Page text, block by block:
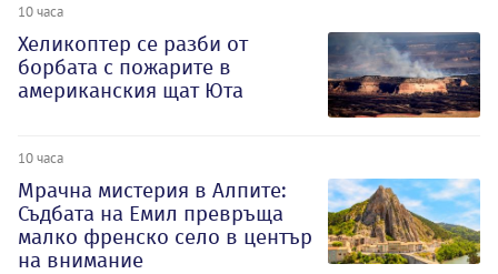
10 часа
Хеликоптер се разби от
борбата с пожарите в
американския щат Юта
10 часа
Мрачна мистерия в Алпите:
Съдбата на Емил превръща
малко френско село в център
на внимание